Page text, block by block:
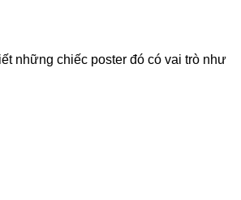
những chiếc poster đó có vai trò như